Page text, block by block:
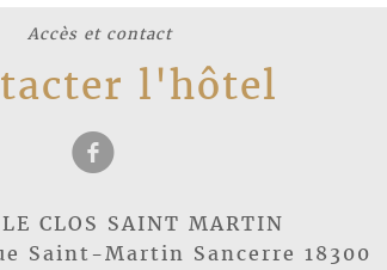
Accès et contact
l'hôtel
f
CLOS SAINT MARTIN
Saint-Martin Sancerre 18300